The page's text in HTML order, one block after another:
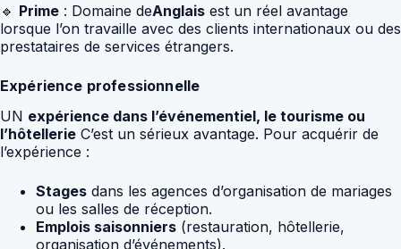
🔹 Prime : Domaine deAnglais est un réel avantage
lorsque l’on travaille avec des clients internationaux ou des
prestataires de services étrangers.
Expérience professionnelle
UN expérience dans l’événementiel, le tourisme ou
l’hôtellerie C’est un sérieux avantage. Pour acquérir de
l’expérience :
Stages dans les agences d’organisation de mariages
ou les salles de réception.
Emplois saisonniers (restauration, hôtellerie,
organisation d’événements).